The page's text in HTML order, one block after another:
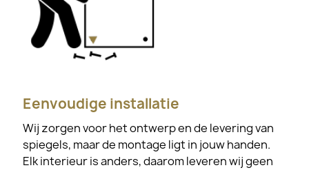
Eenvoudige installatie
Wij zorgen voor het ontwerp en de levering van
spiegels, maar de montage ligt in jouw handen.
Elk interieur is anders, daarom leveren wij geen